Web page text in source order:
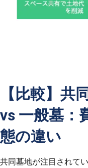
【比較】共
vs 一般墓：
態の違い
共同墓地が注目されて